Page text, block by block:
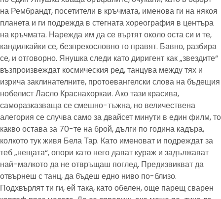
на Рембрандт, посетители в кръчмата, именова ги на някоя
планета и ги подрежда в стегната хореография в центъра
на кръчмата. Нарежда им да се въртят около оста си и те,
кандилкайки се, безпрекословно го правят. Бавно, разбира
се, и отговорно. Янушка следи като диригент как „звездите“
възпроизвеждат космическия ред, танцува между тях и
изрича заклинателните, протоевангелски слова на бъдещия
нобелист Ласло Краснахоркаи. Ако тази красива,
саморазказваща се смешно-тъжна, но величествена
алегория се случва само за двайсет минути в един филм, то
какво остава за 70-те на брой, дълги по година кадъра,
колкото тук живя Бела Тар. Като именоват и подреждат за
теб „нещата“, опори като него дават кураж и задължават
най-малкото да не отвръщаш поглед. Предизвикват да
отвърнеш с танц, да бъдеш едно ниво по-близо.
Подхвърлят ти ги, ей така, като обелен, още парещ сварен